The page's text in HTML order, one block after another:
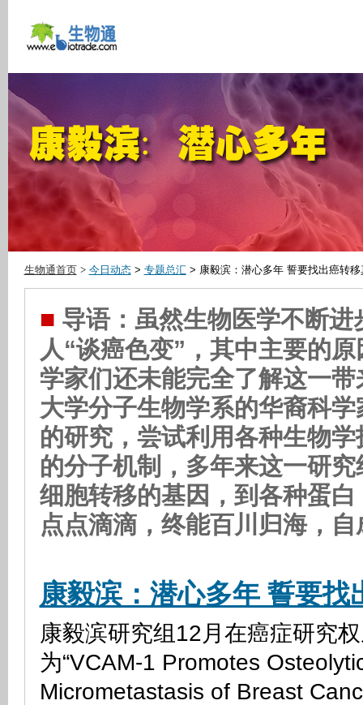
生物通首页 > 今日动态> 专题总汇 > 康毅滨：潜心多年 誓要找出癌转移
■ 导语：虽然生物医学不断
人“谈癌色变”，其中主要的
学家们还未能完全了解这一
大学分子生物学系的华裔科
的研究，尝试利用各种生物
的分子机制，多年来这一研
细胞转移的基因，到各种蛋
点点滴滴，终能百川归海，
康毅滨：潜心多年 誓要找
康毅滨研究组12月在癌症研究
为“VCAM-1 Promotes
Micrometastasis of Breast